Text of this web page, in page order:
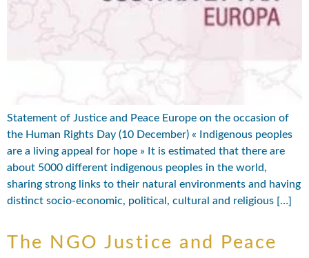
Statement of Justice and Peace Europe on the occasion of
the Human Rights Day (10 December) « Indigenous peoples
are a living appeal for hope » It is estimated that there are
about 5000 different indigenous peoples in the world,
sharing strong links to their natural environments and having
distinct socio-economic, political, cultural and religious […]
The NGO Justice and Peace